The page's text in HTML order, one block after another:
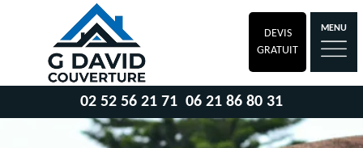
DEVIS
GRATUIT
MENU
02 52 56 21 71 06 21 86 80 31